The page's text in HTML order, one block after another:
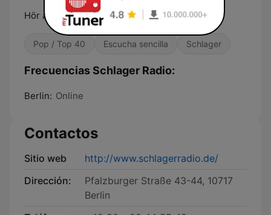
Hör auf dein Herz!
Pop / Top 40 Escucha sencilla Schlager
Frecuencias Schlager Radio:
Berlin: Online
Contactos
Sitio web
http://www.schlagerradio.de/
Dirección:
Pfalzburger Straße 43-44, 10717
Berlin